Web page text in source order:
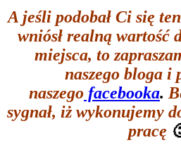
A jeśli podobał Ci się
wniósł realną wartość
miejsca, to
naszego bloga i
naszego facebooka.
sygnał, iż wykonujemy
pracę